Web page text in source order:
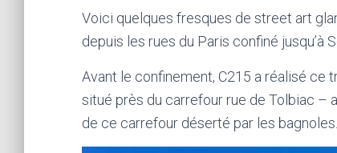
Voici quelques fresques de street art
depuis les rues du Paris confiné jusqu’à
Avant le confinement, C215 a réalisé ce
situé près du carrefour rue de Tolbiac –
de ce carrefour déserté par les bagnoles.